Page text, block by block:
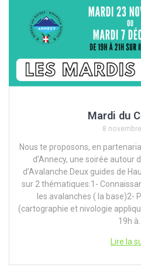
Mardi du
8
Nous te proposons, en
d’Annecy, une soirée autour
d’Avalanche.Deux guides de
sur 2 thématiques:1-
les avalanches ( la base)2-
(cartographie et nivologie
19h à…
Lire la